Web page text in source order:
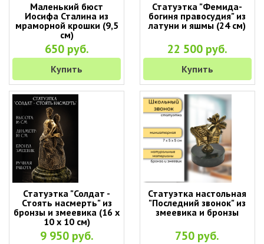
Маленький бюст
Иосифа Сталина из
мраморной крошки (9,5
см)
650 руб.
Купить
Статуэтка "Фемида-
богиня правосудия" из
латуни и яшмы (24 см)
22 500 руб.
Купить
Статуэтка "Солдат -
Стоять насмерть" из
бронзы и змеевика (16 х
10 х 10 см)
9 950 руб.
Статуэтка настольная
"Последний звонок" из
змеевика и бронзы
750 руб.